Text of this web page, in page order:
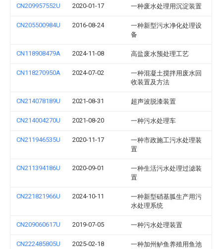
CN209957552U 2020-01-17 一种废水处理用沉淀装置
CN205500984U 2016-08-24
一种新型污水净化处理设
备
CN118908479A 2024-11-08 高盐废水预处理工艺
CN118270950A 2024-07-02
一种混凝土搅拌用废水回
收装置及方法
CN214078189U 2021-08-31 超声波脱漆装置
CN214004270U 2021-08-20 一种污水处理车
CN211946535U 2020-11-17
一种市政施工污水处理装
置
CN211394186U 2020-09-01
一种生活污水处理过滤装
置
CN221821966U 2024-10-11
一种新型硝基胍生产用污
水处理系统
CN209060617U 2019-07-05 一种污水处理装置
CN222485805U 2025-02-18
一种加州鲈鱼养殖用鱼池